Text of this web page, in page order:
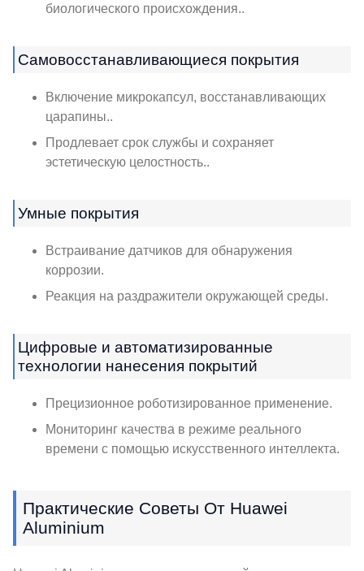
биологического происхождения..
Самовосстанавливающиеся покрытия
Включение микрокапсул, восстанавливающих
царапины..
Продлевает срок службы и сохраняет
эстетическую целостность..
Умные покрытия
Встраивание датчиков для обнаружения
коррозии.
Реакция на раздражители окружающей среды.
Цифровые и автоматизированные
технологии нанесения покрытий
Прецизионное роботизированное применение.
Мониторинг качества в режиме реального
времени с помощью искусственного интеллекта.
Практические Советы От Huawei
Aluminium